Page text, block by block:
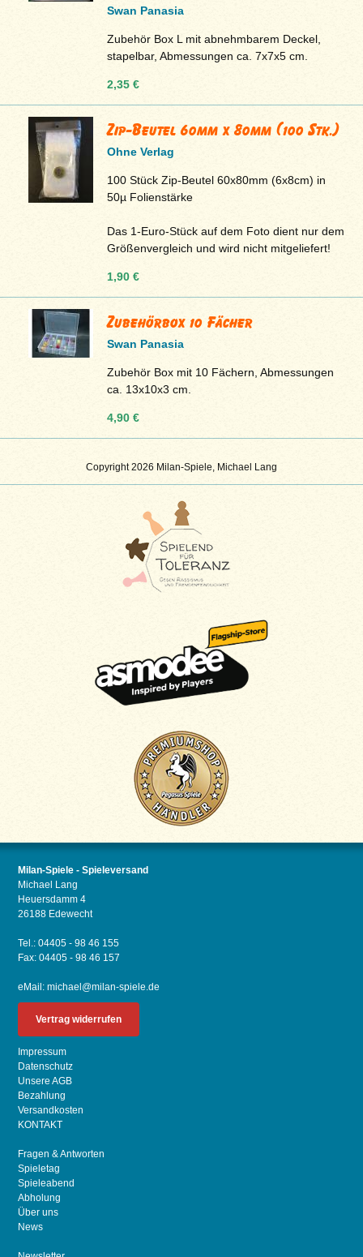
Copyright 2026 Milan-Spiele, Michael Lang
Swan Panasia
Zubehör Box L mit abnehmbarem Deckel,
stapelbar, Abmessungen ca. 7x7x5 cm.
2,35 €
Zip-Beutel 60mm x 80mm (100 Stk.)
Ohne Verlag
100 Stück Zip-Beutel 60x80mm (6x8cm) in
50µ Folienstärke
Das 1-Euro-Stück auf dem Foto dient nur dem
Größenvergleich und wird nicht mitgeliefert!
1,90 €
Zubehörbox 10 Fächer
Swan Panasia
Zubehör Box mit 10 Fächern, Abmessungen
ca. 13x10x3 cm.
4,90 €
Milan-Spiele - Spieleversand
Michael Lang
Heuersdamm 4
26188 Edewecht
Tel.: 04405 - 98 46 155
Fax: 04405 - 98 46 157
eMail:michael@milan-spiele.de
Vertrag widerrufen
Impressum
Datenschutz
Unsere AGB
Bezahlung
Versandkosten
KONTAKT
Fragen & Antworten
Spieletag
Spieleabend
Abholung
Über uns
News